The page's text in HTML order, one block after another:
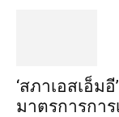
‘สภาเอสเอ็ม
มาตรการการ